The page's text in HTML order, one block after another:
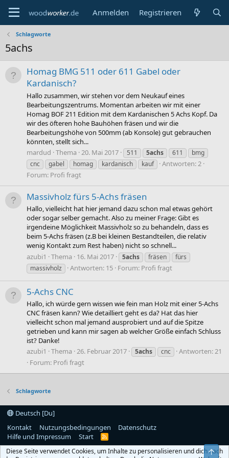
Anmelden Registrieren
Schlagworte
5achs
Homag BMG 511 oder 611 Gabel oder
Kardanisch?
Hallo zusammen, wir stehen vor dem Neukauf eines
Bearbeitungszentrums. Momentan arbeiten wir mit einer
Homag BOF 211 Edition mit dem Kardanischen 5 Achs Kopf. Da
wir des öfteren hohe Bauhöhen fräsen und wir die
Bearbeitungshöhe von 500mm (ab Konsole) gut gebrauchen
könnten, stellt sich...
mardud Thema 20. Mai 2017 511 5achs 611
bmg
cnc
gabel homag kardanisch kauf
Antworten: 2
Forum: Profi fragt
Massivholz fürs 5-Achs fräsen
Hallo, vielleicht hat hier jemand dazu schon mal etwas gehört
oder sogar selber gemacht. Also zu meiner Frage: Gibt es
irgendeine Möglichkeit Massivholz so zu behandeln, dass es
beim 5-Achs fräsen (z.B bei kleinen Bestandteilen, die relativ
wenig Kontakt zum Rest haben) nicht so schnell...
azubi1
Thema 16. Mai 2017 5achs fräsen
fürs
massivholz
Antworten: 15 Forum: Profi fragt
5-Achs CNC
Hallo, ich würde gern wissen wie fein man Holz mit einer 5-Achs
CNC fräsen kann? Wie detailliert geht es da? Hat das hier
vielleicht schon mal jemand ausprobiert und auf die Spitze
getrieben und kann mir sagen ab welcher Größe einfach Schluss
ist? Danke!
azubi1
Thema 26. Februar 2017 5achs cnc
Antworten: 21
Forum: Profi fragt
Schlagworte
Deutsch [Du]
Kontakt
Nutzungsbedingungen
Datenschutz
Hilfe und Impressum
Start
R
S
Diese Seite verwendet Cookies, um Inhalte zu personalisieren und dich nach